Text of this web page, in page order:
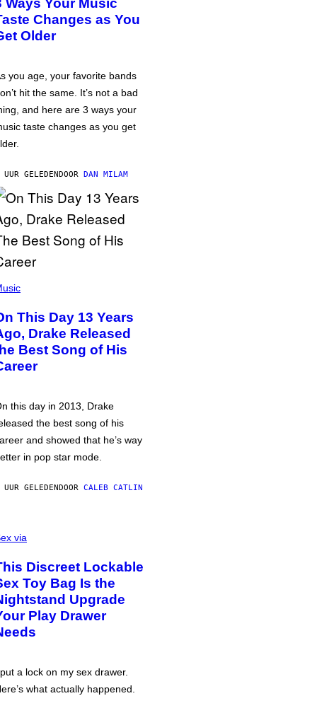
Ways Your Music
Changes as You
Older
you age, your favorite bands
hit the same. It’s not a bad
and here are 3 ways your
taste changes as you get
GELEDENDOOR DAN MILAM
This Day 13 Years
Drake Released
Best Song of His
this day in 2013, Drake
the best song of his
and showed that he’s way
in pop star mode.
GELEDENDOOR CALEB CATLIN
via
Discreet Lockable
Toy Bag Is the
Upgrade
Play Drawer
a lock on my sex drawer.
what actually happened.